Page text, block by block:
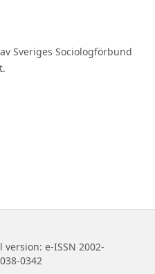
Sveriges Sociologförbund
version: e-ISSN 2002-
0342